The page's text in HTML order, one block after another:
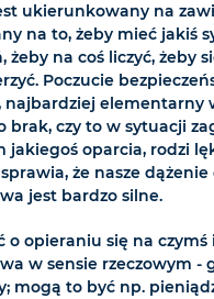
ukierunkowany na
na to, żeby mieć jakiś
żeby na coś liczyć, żeby
Poczucie
najbardziej elementarny
brak, czy to w sytuacji
jakiegoś oparcia, rodzi
że nasze
jest bardzo silne.
o opieraniu się na czymś
w sensie rzeczowym -
mogą to być np.